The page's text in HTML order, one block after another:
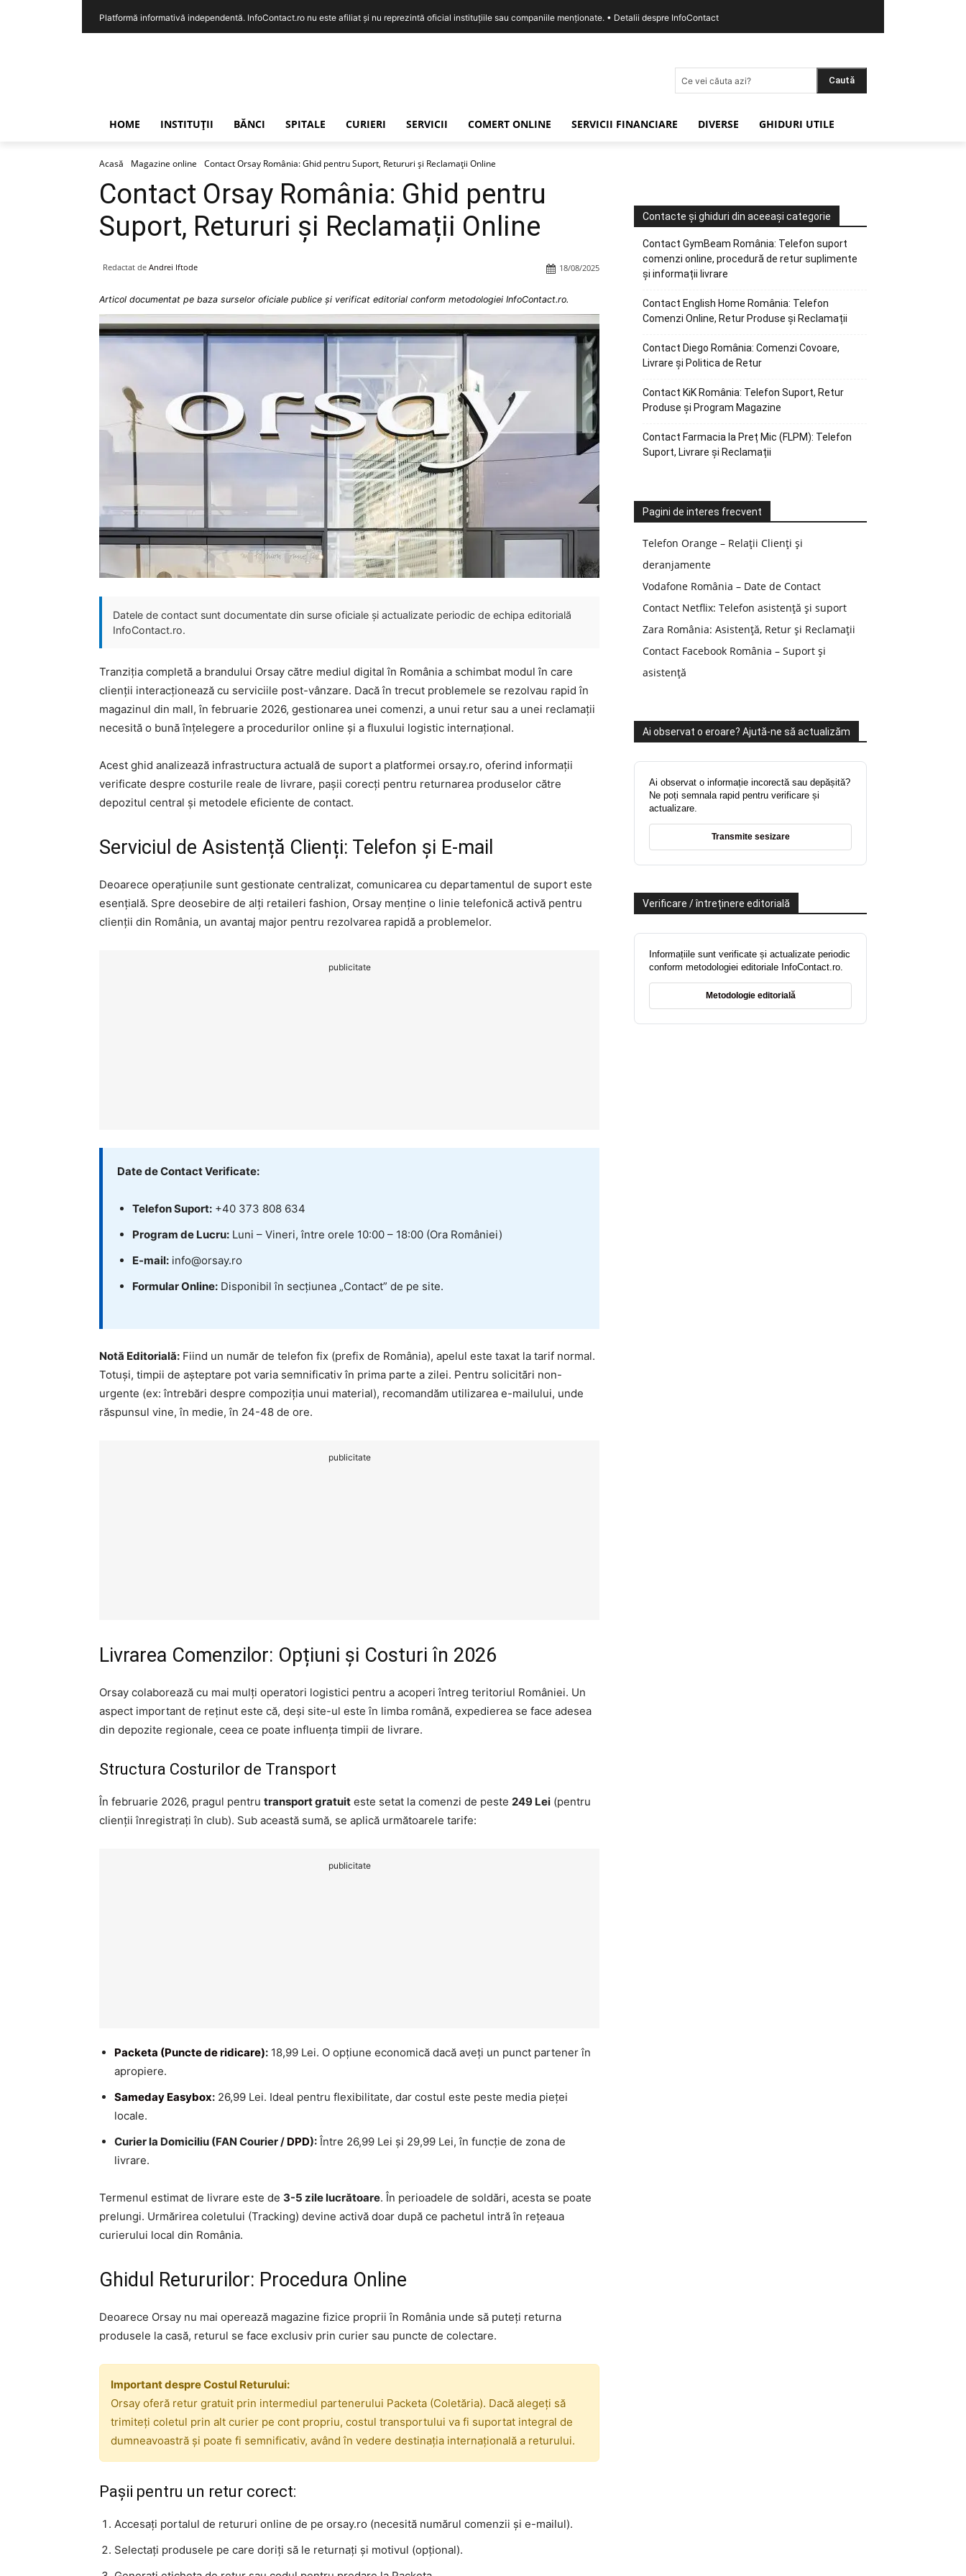
Platformă informativă independentă. InfoContact.ro nu este afiliat și nu reprezintă oficial instituțiile sau companiile menționate. • Detalii despre InfoContact
Ce vei căuta azi? Caută
HOME INSTITUȚII BĂNCI SPITALE CURIERI SERVICII COMERT ONLINE SERVICII FINANCIARE DIVERSE GHIDURI UTILE
Acasă Magazine online Contact Orsay România: Ghid pentru Suport, Retururi și Reclamații Online
Contact Orsay România: Ghid pentru
Suport, Retururi și Reclamații Online
Redactat de Andrei Iftode 18/08/2025
Articol documentat pe baza surselor oficiale publice și verificat editorial conform metodologiei InfoContact.ro.
Datele de contact sunt documentate din surse oficiale și actualizate periodic de echipa editorială
InfoContact.ro.
Tranziția completă a brandului Orsay către mediul digital în România a schimbat modul în care
clienții interacționează cu serviciile post-vânzare. Dacă în trecut problemele se rezolvau rapid în
magazinul din mall, în februarie 2026, gestionarea unei comenzi, a unui retur sau a unei reclamații
necesită o bună înțelegere a procedurilor online și a fluxului logistic internațional.
Acest ghid analizează infrastructura actuală de suport a platformei orsay.ro, oferind informații
verificate despre costurile reale de livrare, pașii corecți pentru returnarea produselor către
depozitul central și metodele eficiente de contact.
Serviciul de Asistență Clienți: Telefon și E-mail
Deoarece operațiunile sunt gestionate centralizat, comunicarea cu departamentul de suport este
esențială. Spre deosebire de alți retaileri fashion, Orsay menține o linie telefonică activă pentru
clienții din România, un avantaj major pentru rezolvarea rapidă a problemelor.
publicitate
Date de Contact Verificate:
Telefon Suport: +40 373 808 634
Program de Lucru: Luni – Vineri, între orele 10:00 – 18:00 (Ora României)
E-mail: info@orsay.ro
Formular Online: Disponibil în secțiunea „Contact” de pe site.
Notă Editorială: Fiind un număr de telefon fix (prefix de România), apelul este taxat la tarif normal.
Totuși, timpii de așteptare pot varia semnificativ în prima parte a zilei. Pentru solicitări non-
urgente (ex: întrebări despre compoziția unui material), recomandăm utilizarea e-mailului, unde
răspunsul vine, în medie, în 24-48 de ore.
publicitate
Livrarea Comenzilor: Opțiuni și Costuri în 2026
Orsay colaborează cu mai mulți operatori logistici pentru a acoperi întreg teritoriul României. Un
aspect important de reținut este că, deși site-ul este în limba română, expedierea se face adesea
din depozite regionale, ceea ce poate influența timpii de livrare.
Structura Costurilor de Transport
În februarie 2026, pragul pentru transport gratuit este setat la comenzi de peste 249 Lei (pentru
clienții înregistrați în club). Sub această sumă, se aplică următoarele tarife:
publicitate
Packeta (Puncte de ridicare): 18,99 Lei. O opțiune economică dacă aveți un punct partener în
apropiere.
Sameday Easybox: 26,99 Lei. Ideal pentru flexibilitate, dar costul este peste media pieței
locale.
Curier la Domiciliu (FAN Courier / DPD): Între 26,99 Lei și 29,99 Lei, în funcție de zona de
livrare.
Termenul estimat de livrare este de 3-5 zile lucrătoare. În perioadele de soldări, acesta se poate
prelungi. Urmărirea coletului (Tracking) devine activă doar după ce pachetul intră în rețeaua
curierului local din România.
Ghidul Retururilor: Procedura Online
Deoarece Orsay nu mai operează magazine fizice proprii în România unde să puteți returna
produsele la casă, returul se face exclusiv prin curier sau puncte de colectare.
Important despre Costul Returului:
Orsay oferă retur gratuit prin intermediul partenerului Packeta (Coletăria). Dacă alegeți să
trimiteți coletul prin alt curier pe cont propriu, costul transportului va fi suportat integral de
dumneavoastră și poate fi semnificativ, având în vedere destinația internațională a returului.
Pașii pentru un retur corect:
Accesați portalul de retururi online de pe orsay.ro (necesită numărul comenzii și e-mailul).
Selectați produsele pe care doriți să le returnați și motivul (opțional).
Contacte și ghiduri din aceeași categorie
Contact GymBeam România: Telefon suport
comenzi online, procedură de retur suplimente
și informații livrare
Contact English Home România: Telefon
Comenzi Online, Retur Produse și Reclamații
Contact Diego România: Comenzi Covoare,
Livrare și Politica de Retur
Contact KiK România: Telefon Suport, Retur
Produse și Program Magazine
Contact Farmacia la Preț Mic (FLPM): Telefon
Suport, Livrare și Reclamații
Pagini de interes frecvent
Telefon Orange – Relații Clienți și
deranjamente
Vodafone România – Date de Contact
Contact Netflix: Telefon asistență și suport
Zara România: Asistență, Retur și Reclamații
Contact Facebook România – Suport și
asistență
Ai observat o eroare? Ajută-ne să actualizăm
Ai observat o informație incorectă sau depășită?
Ne poți semnala rapid pentru verificare și
actualizare.
Transmite sesizare
Verificare / întreținere editorială
Informațiile sunt verificate și actualizate periodic
conform metodologiei editoriale InfoContact.ro.
Metodologie editorială